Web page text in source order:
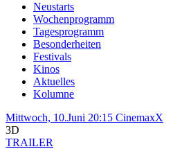
Neustarts
Wochenprogramm
Tagesprogramm
Besonderheiten
Festivals
Kinos
Aktuelles
Kolumne
Mittwoch, 10.Juni 20:15 CinemaxX
3D
TRAILER